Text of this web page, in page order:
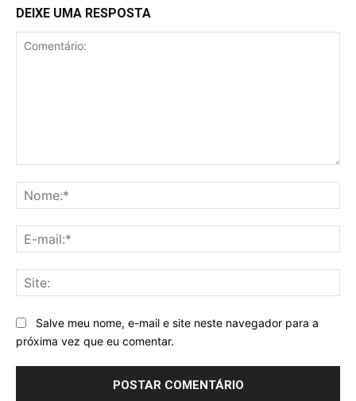
DEIXE UMA RESPOSTA
Salve meu nome, e-mail e site neste navegador para a
próxima vez que eu comentar.